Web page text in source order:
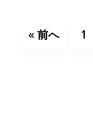
« 前へ 1